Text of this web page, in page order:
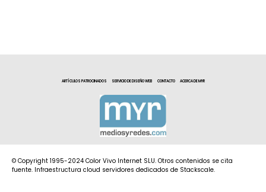
ARTÍCULOS PATROCINADOS SERVICIO DE DISEÑO WEB CONTACTO ACERCA DE MYR
© Copyright 1995-2024 Color Vivo Internet SLU. Otros contenidos se cita
fuente. Infraestructura cloud servidores dedicados de Stackscale.